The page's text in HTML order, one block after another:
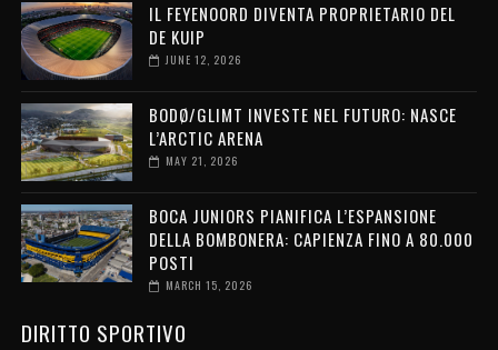
IL FEYENOORD DIVENTA PROPRIETARIO DEL
DE KUIP
JUNE 12, 2026
BODØ/GLIMT INVESTE NEL FUTURO: NASCE
L’ARCTIC ARENA
MAY 21, 2026
BOCA JUNIORS PIANIFICA L’ESPANSIONE
DELLA BOMBONERA: CAPIENZA FINO A 80.000
POSTI
MARCH 15, 2026
DIRITTO SPORTIVO